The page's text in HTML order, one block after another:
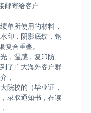
邮寄给客户
单所使用的材料，
印，阴影底纹，钢
复合重叠。
，温感，复印防
了广大海外客户群
，
院校的（毕业证，
录取通知书，在读